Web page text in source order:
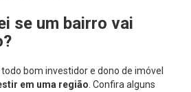
se um bairro vai
bom investidor e dono de imóvel
em uma região . Confira alguns